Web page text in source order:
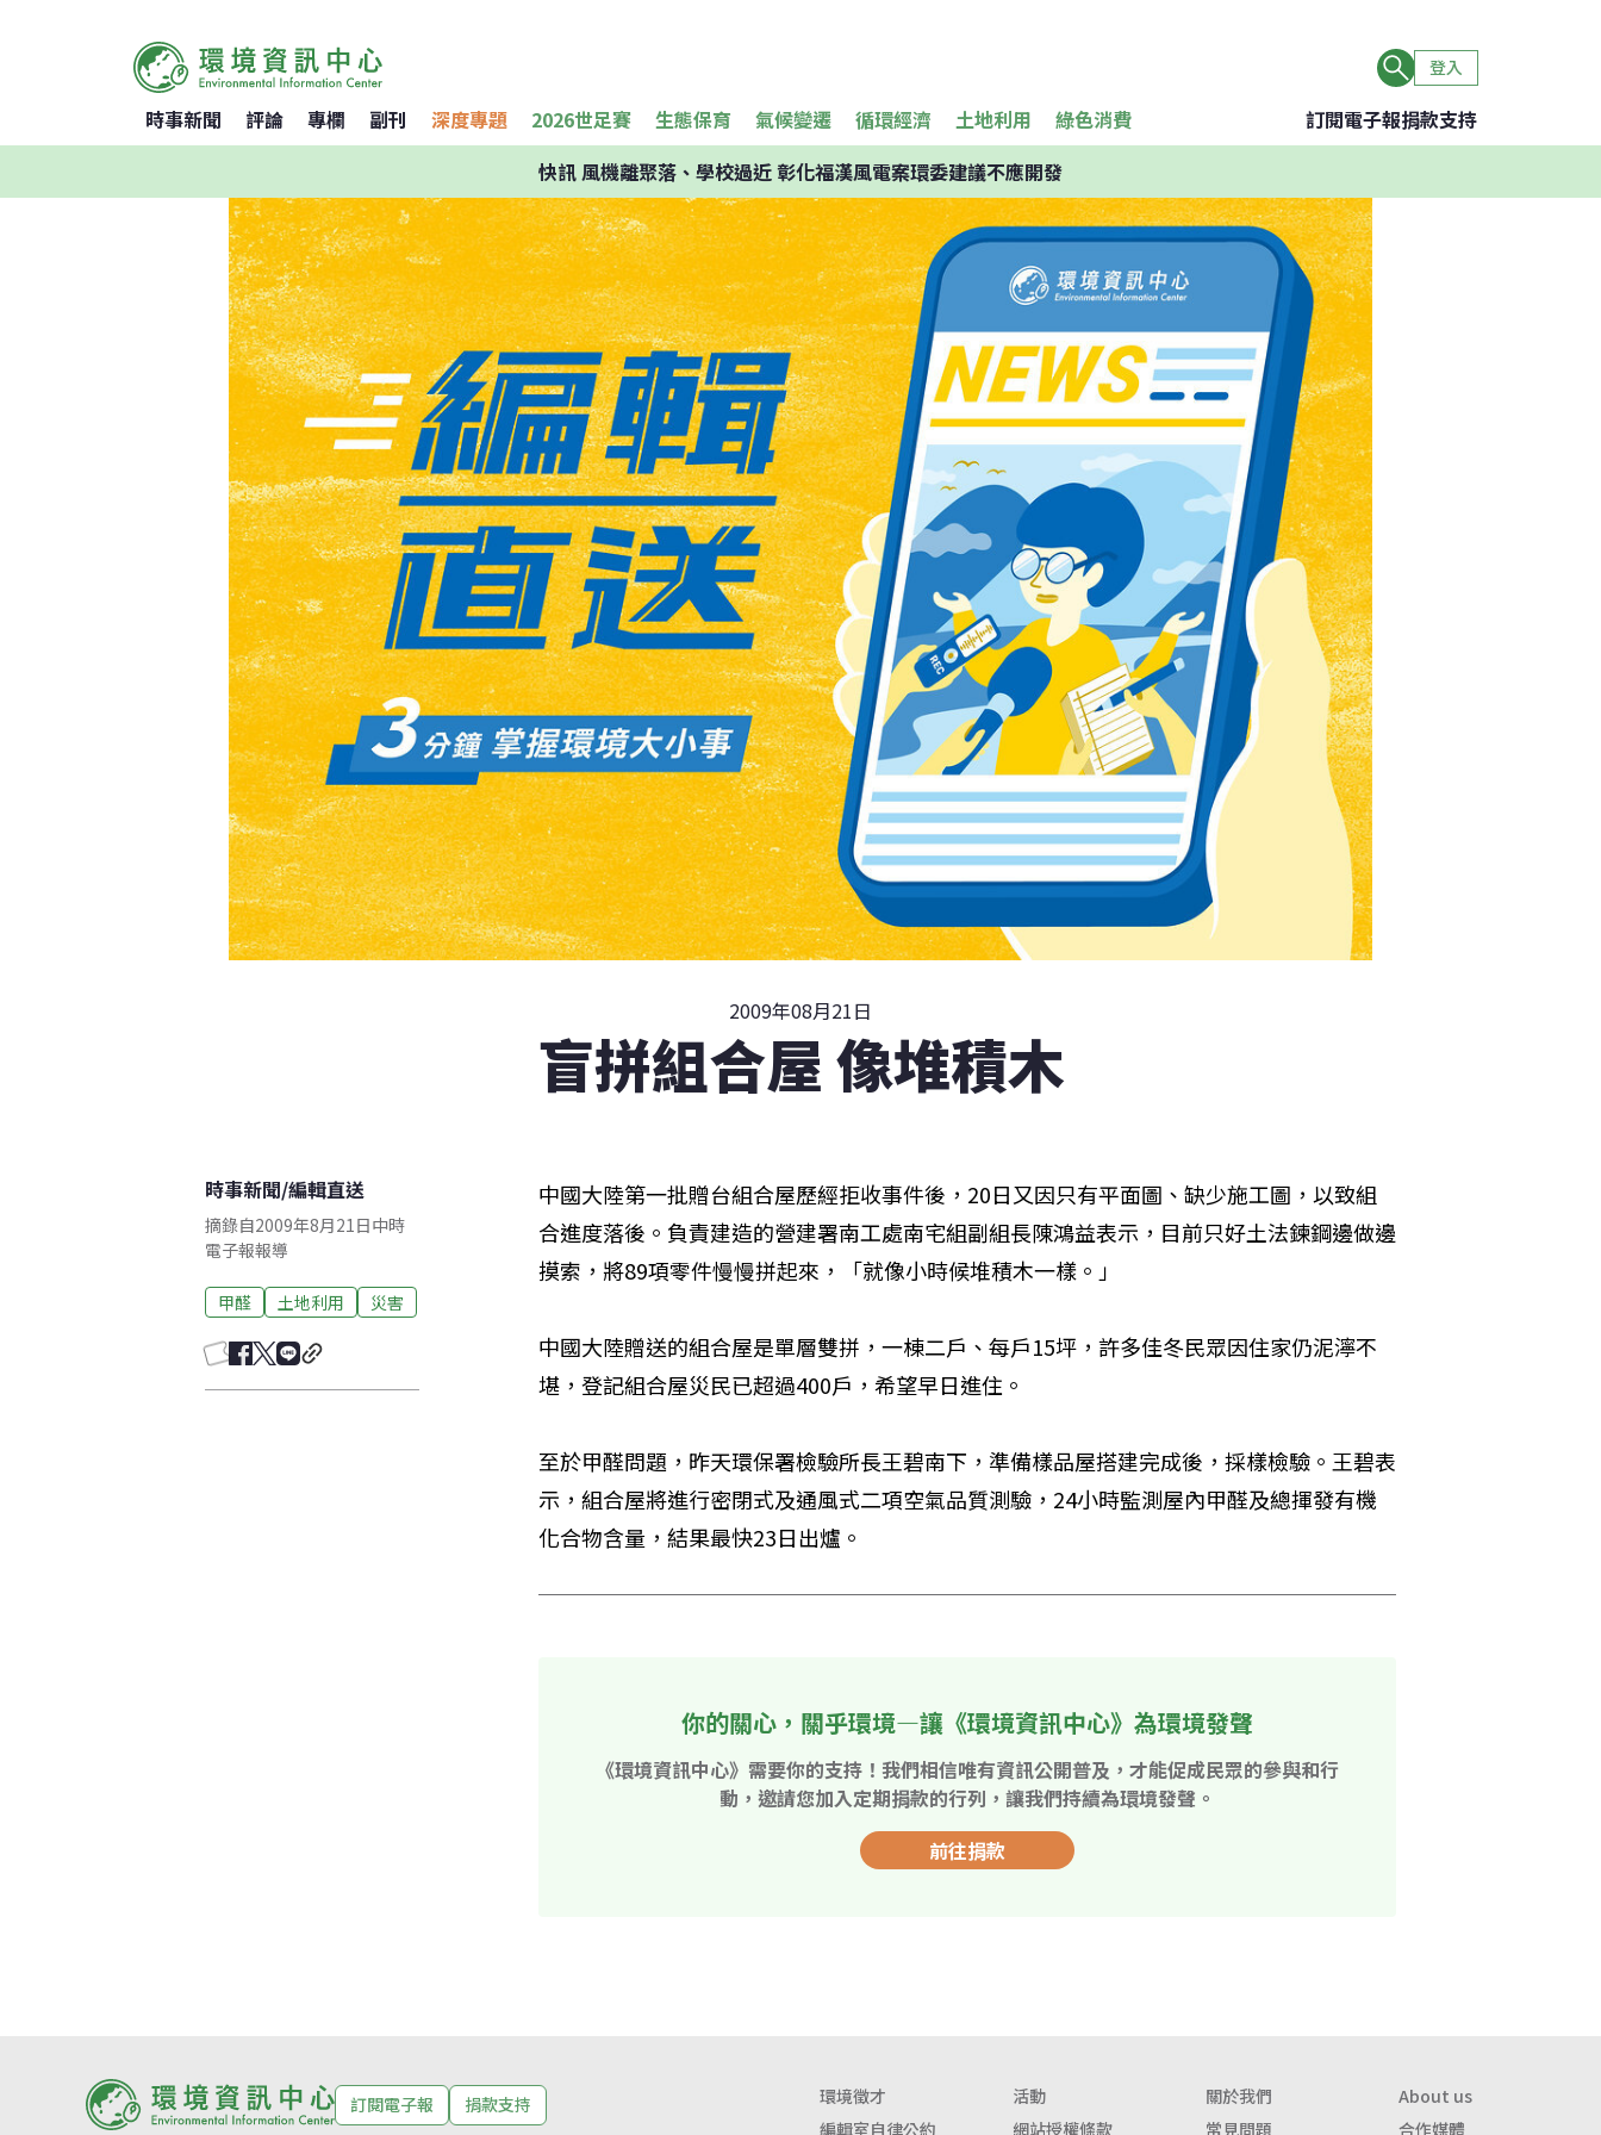
登入
時事新聞 評論 專欄 副刊 深度專題 2026世足賽 生態保育 氣候變遷 循環經濟 土地利用 綠色消費 訂閱電子報捐款支持
快訊風機離聚落、學校過近 彰化福漢風電案環委建議不應開發
2009年08月21日
盲拼組合屋 像堆積木
時事新聞/編輯直送
摘錄自2009年8月21日中時
電子報報導
甲醛 土地利用 災害
中國大陸第一批贈台組合屋歷經拒收事件後，20日又因只有平面圖、缺少施工圖，以致組
合進度落後。負責建造的營建署南工處南宅組副組長陳鴻益表示，目前只好土法鍊鋼邊做邊
摸索，將89項零件慢慢拼起來，「就像小時候堆積木一樣。」
中國大陸贈送的組合屋是單層雙拼，一棟二戶、每戶15坪，許多佳冬民眾因住家仍泥濘不
堪，登記組合屋災民已超過400戶，希望早日進住。
至於甲醛問題，昨天環保署檢驗所長王碧南下，準備樣品屋搭建完成後，採樣檢驗。王碧表
示，組合屋將進行密閉式及通風式二項空氣品質測驗，24小時監測屋內甲醛及總揮發有機
化合物含量，結果最快23日出爐。
你的關心，關乎環境—讓《環境資訊中心》為環境發聲
《環境資訊中心》需要你的支持！我們相信唯有資訊公開普及，才能促成民眾的參與和行
動，邀請您加入定期捐款的行列，讓我們持續為環境發聲。
前往捐款
訂閱電子報 捐款支持 環境徵才 活動 關於我們
About us
編輯室自律公約
網站授權條款 常見問題 合作媒體